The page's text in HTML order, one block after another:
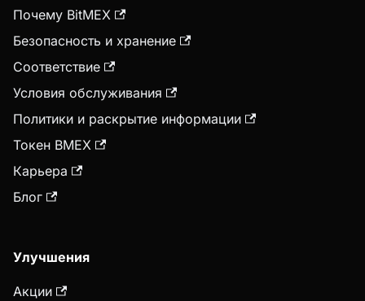
Почему BitMEX
Безопасность и хранение
Соответствие
Условия обслуживания
Политики и раскрытие информации
Токен BMEX
Карьера
Блог
Улучшения
Акции